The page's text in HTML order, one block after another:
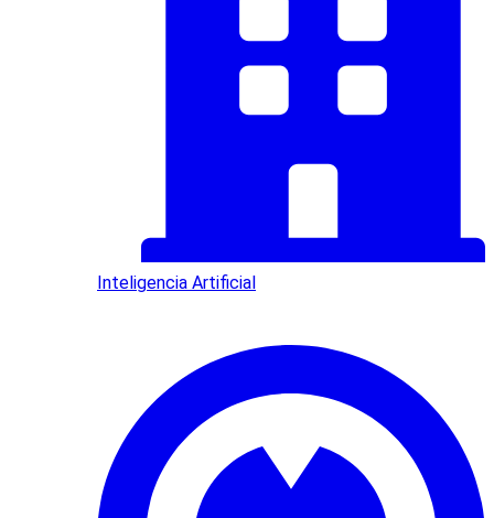
Inteligencia Artificial